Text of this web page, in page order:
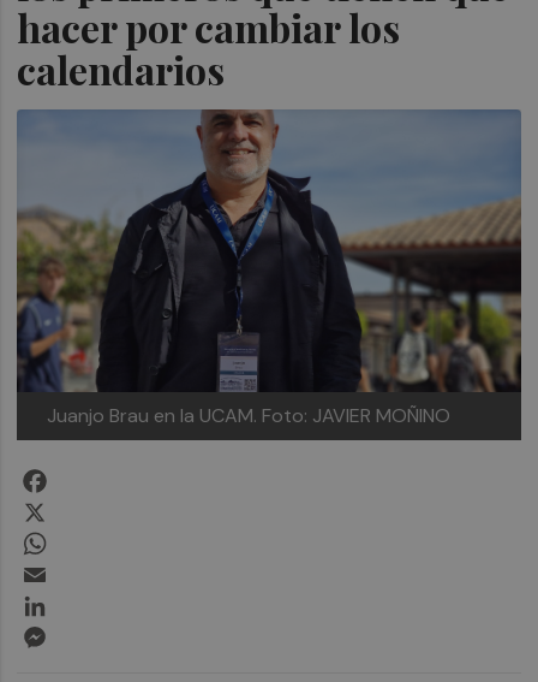
hacer por cambiar los
calendarios
Juanjo Brau en la UCAM. Foto: JAVIER MOÑINO